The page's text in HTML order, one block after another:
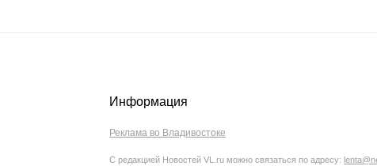
Информация
Реклама во Владивостоке
С редакцией Новостей VL.ru можно связаться по адресу: